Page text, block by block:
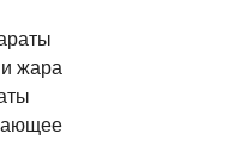
жара